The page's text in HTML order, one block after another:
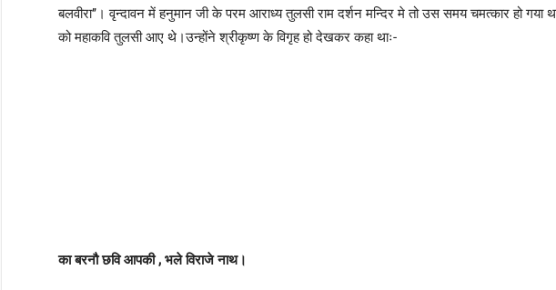
बलवीरा’’। वृन्दावन में हनुमान जी के परम आराध्य तुलसी राम दर्शन मन्दिर मे तो उस समय चमत्कार हो गया
को महाकवि तुलसी आए थे।उन्होंने श्रीकृष्ण के विगृह हो देखकर कहा थाः-
का बरनौ छवि आपकी , भले विराजे नाथ।